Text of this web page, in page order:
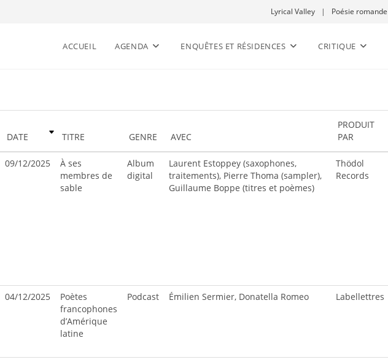
Lyrical Valley | Poésie romande
ACCUEIL AGENDA ENQUÊTES ET RÉSIDENCES CRITIQUE
DATE TITRE GENRE AVEC
PRODUIT
PAR
09/12/2025
À ses
membres de
sable
Album
digital
Laurent Estoppey (saxophones,
traitements), Pierre Thoma (sampler),
Guillaume Boppe (titres et poèmes)
Thödol
Records
04/12/2025
Poètes
francophones
d’Amérique
latine
Podcast Émilien Sermier, Donatella Romeo Labellettres